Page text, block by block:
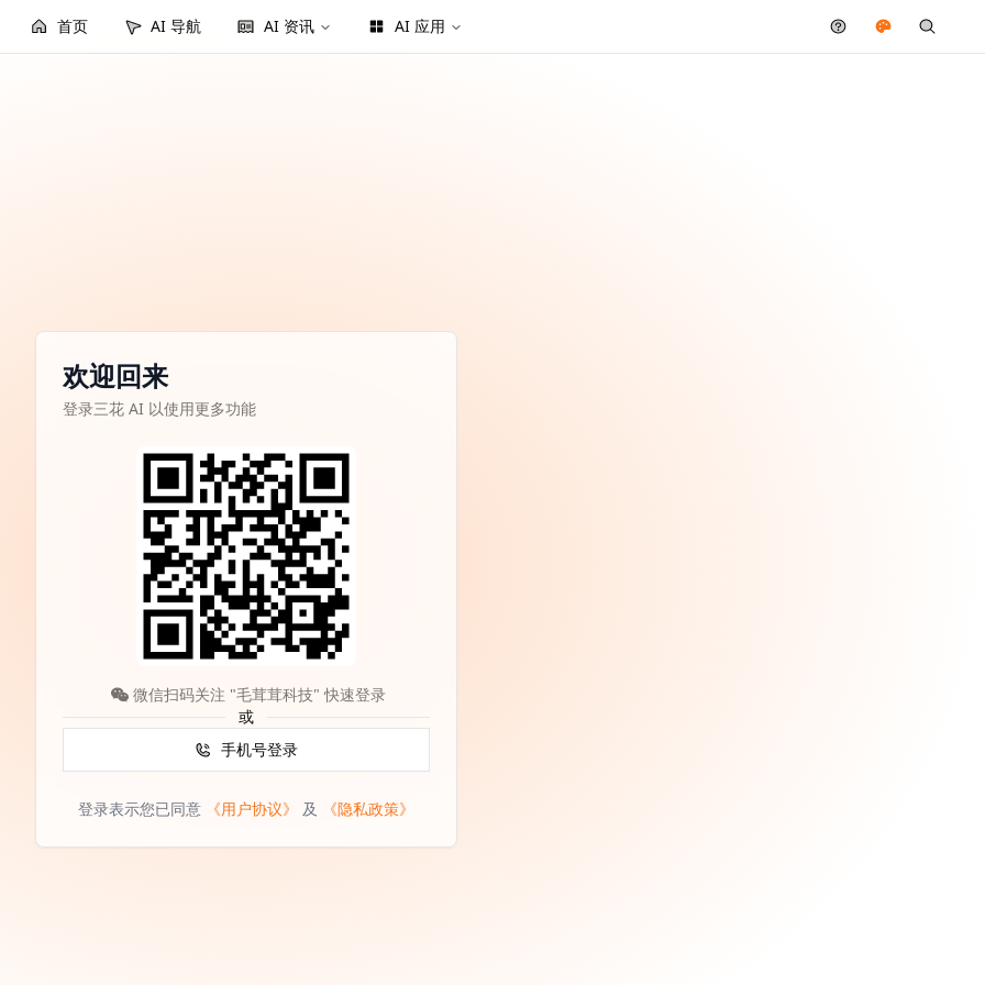
首页 AI 导航 AI 资讯 AI 应用
欢迎回来
登录三花 AI 以使用更多功能
手机号登录
或
微信扫码关注 "毛茸茸科技" 快速登录
登录表示您已同意 《用户协议》 及 《隐私政策》